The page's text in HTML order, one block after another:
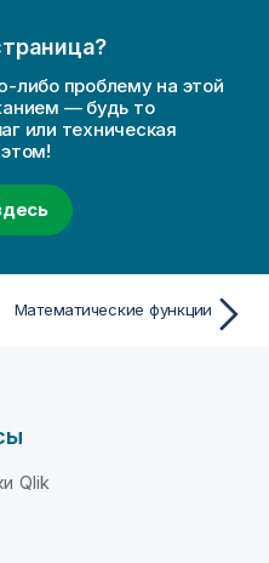
либо проблему на этой
— будь то
или техническая
Математические функции
Qlik